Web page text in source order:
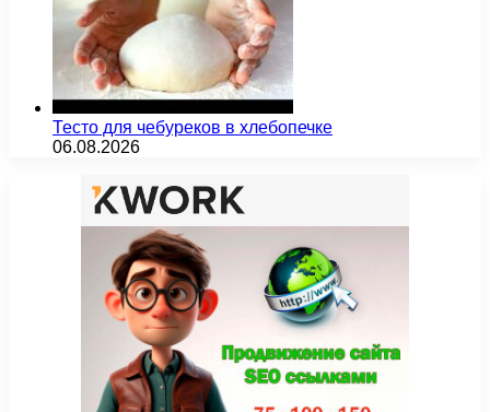
Тесто для чебуреков в хлебопечке
06.08.2026